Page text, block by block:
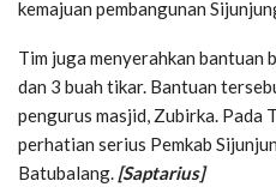
kemajuan pembangunan
Tim juga menyerahkan bantuan
dan 3 buah tikar. Bantuan
pengurus masjid, Zubirka. Pada
perhatian serius Pemkab
Batubalang. [Saptarius]